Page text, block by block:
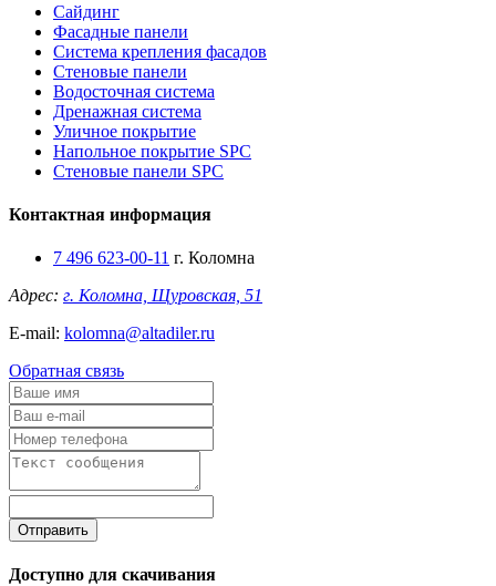
Сайдинг
Фасадные панели
Система крепления фасадов
Стеновые панели
Водосточная система
Дренажная система
Уличное покрытие
Напольное покрытие SPC
Стеновые панели SPC
Контактная информация
7 496 623-00-11 г. Коломна
Адрес: г. Коломна, Щуровская, 51
E-mail: kolomna@altadiler.ru
Обратная связь
Отправить
Доступно для скачивания